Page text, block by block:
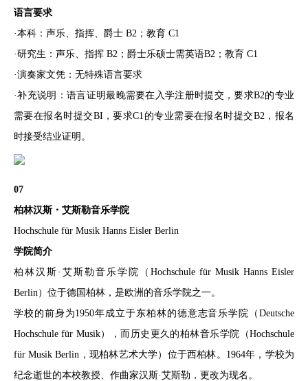
语言要求
·本科：声乐、指挥、爵士 B2；教育 C1
·研究生：声乐、指挥 B2；爵士乐硕士需英语B2；教育 C1
·演奏家文凭：无特殊语言要求
·补充说明：语言证明最晚需要在入学注册时提交，要求B2的专业
需要在报名时提交BI，要求C1的专业需要在报名时提交B2，报名
时接受结业证明。
07
柏林汉斯・艾斯勒音乐学院
Hochschule für Musik Hanns Eisler Berlin
学院简介
柏林汉斯·艾斯勒音乐学院（Hochschule für Musik Hanns Eisler
Berlin）位于德国柏林，是欧洲的音乐学院之一。
学校的前身为1950年成立于东柏林的德意志音乐学院（Deutsche
Hochschule für Musik），而历史更久的柏林音乐学院（Hochschule
für Musik Berlin，现柏林艺术大学）位于西柏林。1964年，学校为
纪念逝世的本校教授、作曲家汉斯·艾斯勒，更改为现名。